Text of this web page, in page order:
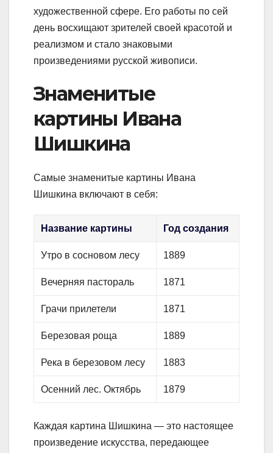
художественной сфере. Его работы по сей
день восхищают зрителей своей красотой и
реализмом и стало знаковыми
произведениями русской живописи.
Знаменитые
картины Ивана
Шишкина
Самые знаменитые картины Ивана
Шишкина включают в себя:
Название картины Год создания
Утро в сосновом лесу 1889
Вечерняя пастораль 1871
Грачи прилетели 1871
Березовая роща 1889
Река в березовом лесу 1883
Осенний лес. Октябрь 1879
Каждая картина Шишкина — это настоящее
произведение искусства, передающее